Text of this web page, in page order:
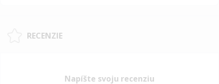
RECENZIE
Napíšte svoju recenziu